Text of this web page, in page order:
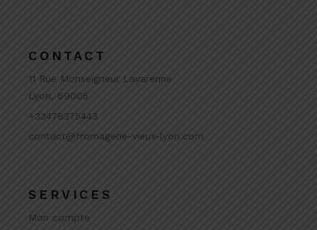
CONTACT
11 Rue Monseigneur Lavarenne
Lyon, 69005
+33478375443
contact@fromagerie-vieux-lyon.com
SERVICES
Mon compte